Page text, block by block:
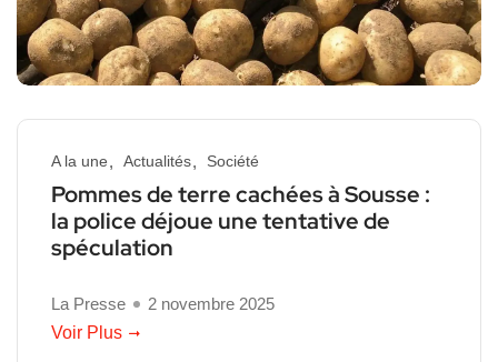
A la une Actualités Société
Pommes de terre cachées à Sousse :
la police déjoue une tentative de
spéculation
La Presse
2 novembre 2025
Voir Plus